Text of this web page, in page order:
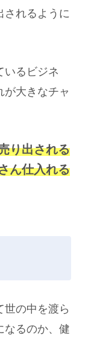
されるように
いるビジネ
が大きなチャ
り出される
ん仕入れる
世の中を渡ら
なるのか、健